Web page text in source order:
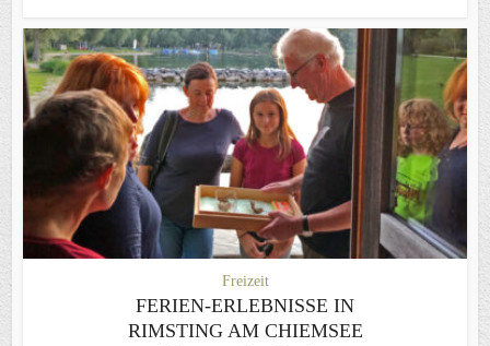
Freizeit
FERIEN-ERLEBNISSE IN
RIMSTING AM CHIEMSEE